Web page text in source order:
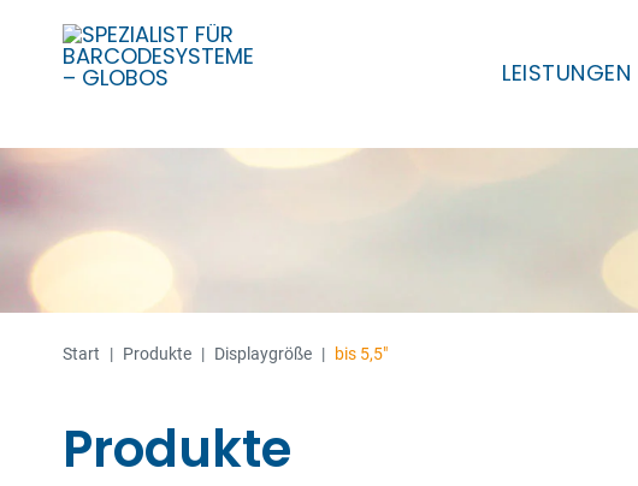
LEISTUNGEN
Skip
content
Start | Produkte | Displaygröße | bis 5,5"
Produkte